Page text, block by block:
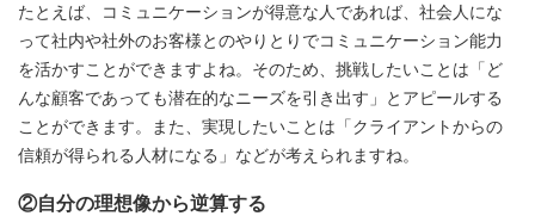
たとえば、コミュニケーションが得意な人であれば、社会人にな
って社内や社外のお客様とのやりとりでコミュニケーション能力
を活かすことができますよね。そのため、挑戦したいことは「ど
んな顧客であっても潜在的なニーズを引き出す」とアピールする
ことができます。また、実現したいことは「クライアントからの
信頼が得られる人材になる」などが考えられますね。
②自分の理想像から逆算する